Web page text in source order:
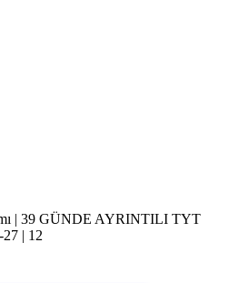
| 39 GÜNDE AYRINTILI TYT
| 12